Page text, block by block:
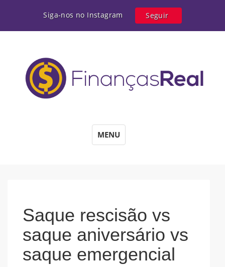
Siga-nos no Instagram Seguir
MENU
Saque rescisão vs
saque aniversário vs
saque emergencial